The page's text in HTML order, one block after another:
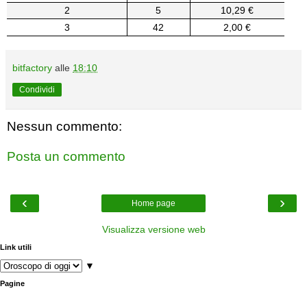
2
5
10,29 €
3
42 2,00 €
bitfactory alle 18:10
Condividi
Nessun commento:
Posta un commento
‹ ›
Home page
Visualizza versione web
Link utili
▼
Pagine